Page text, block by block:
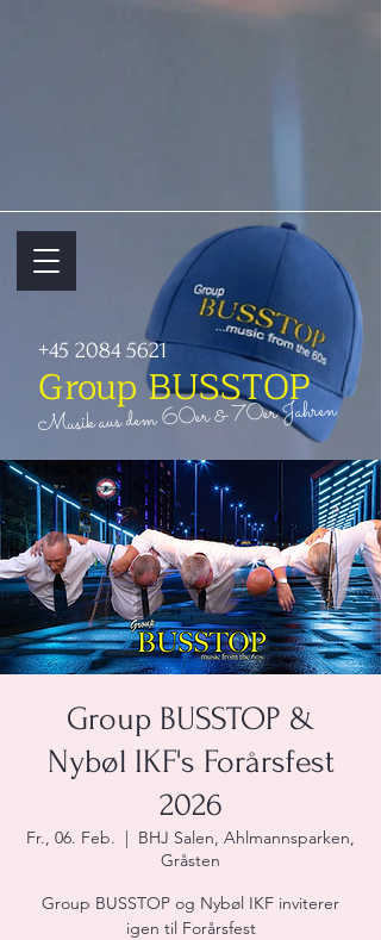
Musik aus dem60er&70er Jahren
Group BUSSTOP
+45 2084 5621
Group BUSSTOP &
Nybøl IKF's Forårsfest
2026
Fr., 06. Feb.
  |
BHJ Salen, Ahlmannsparken,
Gråsten
Group BUSSTOP og Nybøl IKF inviterer
igen til Forårsfest